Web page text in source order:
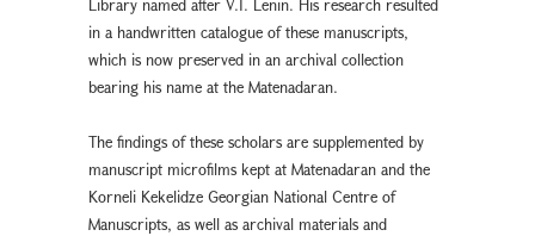
Library named after V.I. Lenin. His research resulted
in a handwritten catalogue of these manuscripts,
which is now preserved in an archival collection
bearing his name at the Matenadaran.
The findings of these scholars are supplemented by
manuscript microfilms kept at Matenadaran and the
Korneli Kekelidze Georgian National Centre of
Manuscripts, as well as archival materials and